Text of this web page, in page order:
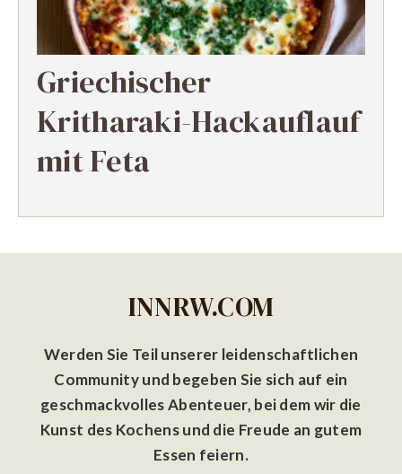
Griechischer
Kritharaki-Hackauflauf
mit Feta
INNRW.COM
Werden Sie Teil unserer leidenschaftlichen
Community und begeben Sie sich auf ein
geschmackvolles Abenteuer, bei dem wir die
Kunst des Kochens und die Freude an gutem
Essen feiern.